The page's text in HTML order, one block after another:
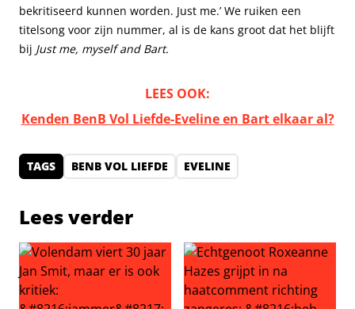
bekritiseerd kunnen worden. Just me.’ We ruiken een
titelsong voor zijn nummer, al is de kans groot dat het blijft
bij Just me, myself and Bart.
LEES OOK:
Kenden BenB Vol Liefde-Eveline en Bart elkaar al?
TAGS BENB VOL LIEFDE EVELINE
Lees verder